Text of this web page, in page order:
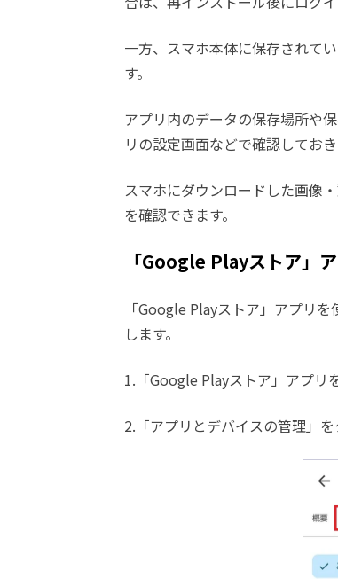
一方、スマホ本体に保存されて
す。
アプリ内のデータの保存場所や
リの設定画面などで確認しておき
スマホにダウンロードした画像
を確認できます。
「Google Playストア」
「Google Playストア」アプリ
します。
1.「Google Playストア」アプリ
2.「アプリとデバイスの管理」